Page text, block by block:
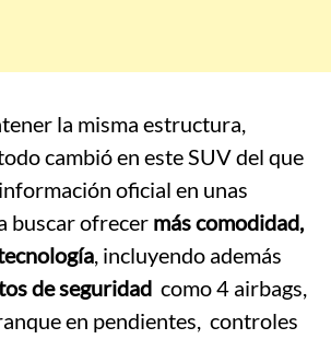
la misma estructura,
cambió en este SUV del que
oficial en unas
buscar ofrecer más comodidad,
, incluyendo además
de seguridad como 4 airbags,
en pendientes, controles